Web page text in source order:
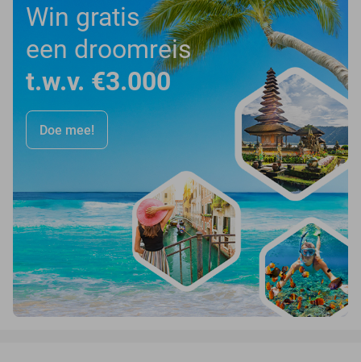
Win gratis
een droomreis
t.w.v. €3.000
Doe mee!